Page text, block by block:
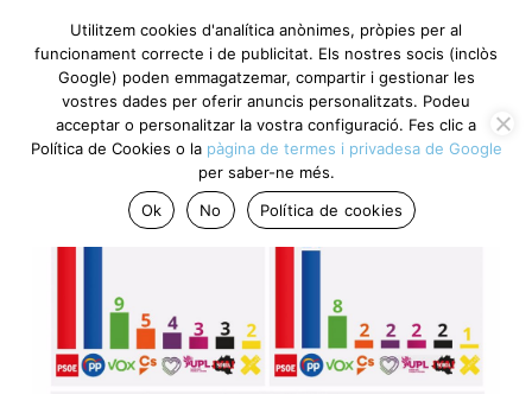
Utilitzem cookies d'analítica anònimes, pròpies per al
funcionament correcte i de publicitat. Els nostres socis (inclòs
Google) poden emmagatzemar, compartir i gestionar les
vostres dades per oferir anuncis personalitzats. Podeu
acceptar o personalitzar la vostra configuració. Fes clic a
Política de Cookies o la pàgina de termes i privadesa de Google
per saber-ne més.
Ok
No Política de cookies